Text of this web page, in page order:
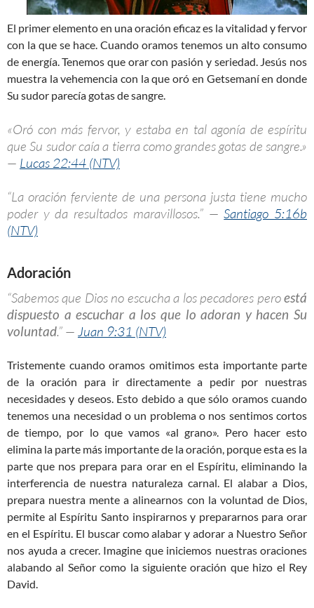
El primer elemento en una oración eficaz es la vitalidad y fervor
con la que se hace. Cuando oramos tenemos un alto consumo
de energía. Tenemos que orar con pasión y seriedad. Jesús nos
muestra la vehemencia con la que oró en Getsemaní en donde
Su sudor parecía gotas de sangre.
«Oró con más fervor, y estaba en tal agonía de espíritu
que Su sudor caía a tierra como grandes gotas de sangre.»
— Lucas 22:44 (NTV)
“La oración ferviente de una persona justa tiene mucho
poder y da resultados maravillosos.” —Santiago 5:16b
(NTV)
Adoración
“Sabemos que Dios no escucha a los pecadores peroestá
dispuesto a escuchar a los que lo adoran y hacen Su
voluntad.” — Juan 9:31 (NTV)
Tristemente cuando oramos omitimos esta importante parte
de la oración para ir directamente a pedir por nuestras
necesidades y deseos. Esto debido a que sólo oramos cuando
tenemos una necesidad o un problema o nos sentimos cortos
de tiempo, por lo que vamos «al grano». Pero hacer esto
elimina la parte más importante de la oración, porque esta es la
parte que nos prepara para orar en el Espíritu, eliminando la
interferencia de nuestra naturaleza carnal. El alabar a Dios,
prepara nuestra mente a alinearnos con la voluntad de Dios,
permite al Espíritu Santo inspirarnos y prepararnos para orar
en el Espíritu. El buscar como alabar y adorar a Nuestro Señor
nos ayuda a crecer. Imagine que iniciemos nuestras oraciones
alabando al Señor como la siguiente oración que hizo el Rey
David.